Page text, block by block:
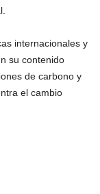
internacionales y
su contenido
de carbono y
el cambio